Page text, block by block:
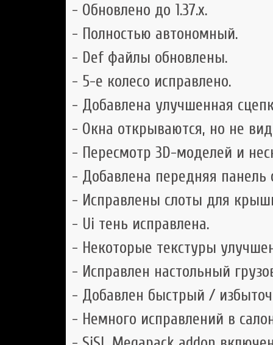
- Обновлено до 1.37.x.
- Полностью автономный.
- Def файлы обновлены.
- 5-е колесо исправлено.
- Добавлена ​​улучшенная
- Окна открываются, но не
- Пересмотр 3D-моделей и
- Добавлена ​​передняя панель
- Исправлены слоты для
- Ui тень исправлена.
- Некоторые текстуры
- Исправлен настольный
- Добавлен быстрый /
- Немного исправлений в